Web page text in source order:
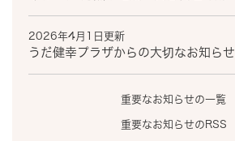
2026年4月1日更新
うだ健幸プラザからの大切なお知らせ
重要なお知らせの一覧
重要なお知らせのRSS